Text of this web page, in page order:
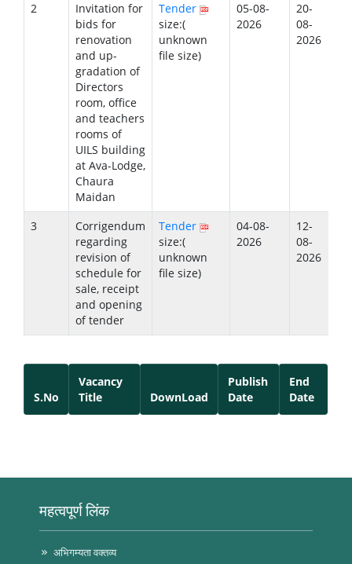
2
Invitation for
bids for
renovation
and up-
gradation of
Directors
room, office
and teachers
rooms of
UILS building
at Ava-Lodge,
Chaura
Maidan
Tender
size:(
unknown
file size)
05-08-
2026
20-
08-
2026
3
Corrigendum
regarding
revision of
schedule for
sale, receipt
and opening
of tender
Tender
size:(
unknown
file size)
04-08-
2026
12-
08-
2026
S.No
Vacancy
Title
DownLoad
Publish
Date
End
Date
महत्वपूर्ण लिंक
अभिगम्यता वक्तव्य